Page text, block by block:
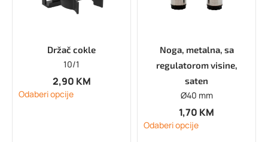
Držač cokle
10/1
2,90 KM
Odaberi opcije
Noga, metalna, sa
regulatorom visine,
saten
Ø40 mm
1,70 KM
Odaberi opcije